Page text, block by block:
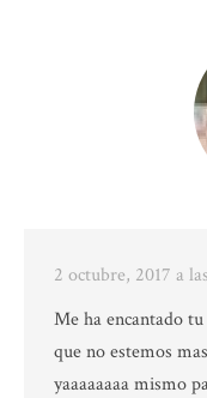
2 octubre, 2017 a
Me ha encantado
que no estemos
yaaaaaaaa mismo